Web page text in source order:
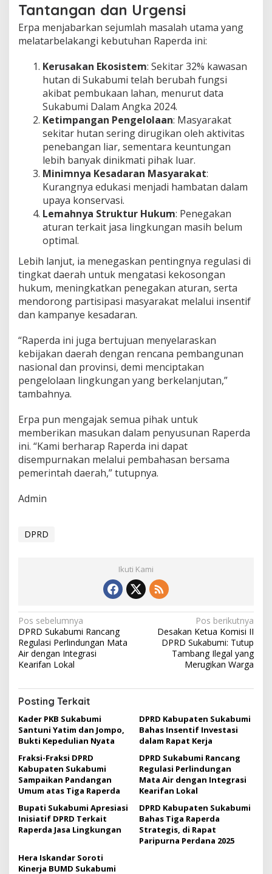
p
e
r
d
J
a
a
L
i
n
g
k
u
n
g
Tantangan dan Urgensi
Erpa menjabarkan sejumlah masalah utama yang
melatarbelakangi kebutuhan Raperda ini:
Kerusakan Ekosistem: Sekitar 32% kawasan
hutan di Sukabumi telah berubah fungsi
akibat pembukaan lahan, menurut data
Sukabumi Dalam Angka 2024.
Ketimpangan Pengelolaan: Masyarakat
sekitar hutan sering dirugikan oleh aktivitas
penebangan liar, sementara keuntungan
lebih banyak dinikmati pihak luar.
Minimnya Kesadaran Masyarakat:
Kurangnya edukasi menjadi hambatan dalam
upaya konservasi.
Lemahnya Struktur Hukum: Penegakan
aturan terkait jasa lingkungan masih belum
optimal.
Lebih lanjut, ia menegaskan pentingnya regulasi di
tingkat daerah untuk mengatasi kekosongan
hukum, meningkatkan penegakan aturan, serta
mendorong partisipasi masyarakat melalui insentif
dan kampanye kesadaran.
“Raperda ini juga bertujuan menyelaraskan
kebijakan daerah dengan rencana pembangunan
nasional dan provinsi, demi menciptakan
pengelolaan lingkungan yang berkelanjutan,”
tambahnya.
Erpa pun mengajak semua pihak untuk
memberikan masukan dalam penyusunan Raperda
ini. “Kami berharap Raperda ini dapat
disempurnakan melalui pembahasan bersama
pemerintah daerah,” tutupnya.
Admin
DPRD
Ikuti Kami
N
a
v
i
g
a
s
i
p
o
s
Pos sebelumnya
DPRD Sukabumi Rancang
Regulasi Perlindungan Mata
Air dengan Integrasi
Kearifan Lokal
Pos berikutnya
Desakan Ketua Komisi II
DPRD Sukabumi: Tutup
Tambang Ilegal yang
Merugikan Warga
Posting Terkait
Kader PKB Sukabumi
Santuni Yatim dan Jompo,
Bukti Kepedulian Nyata
DPRD Kabupaten Sukabumi
Bahas Insentif Investasi
dalam Rapat Kerja
Fraksi-Fraksi DPRD
Kabupaten Sukabumi
Sampaikan Pandangan
Umum atas Tiga Raperda
DPRD Sukabumi Rancang
Regulasi Perlindungan
Mata Air dengan Integrasi
Kearifan Lokal
Bupati Sukabumi Apresiasi
Inisiatif DPRD Terkait
Raperda Jasa Lingkungan
DPRD Kabupaten Sukabumi
Bahas Tiga Raperda
Strategis, di Rapat
Paripurna Perdana 2025
Hera Iskandar Soroti
Kinerja BUMD Sukabumi